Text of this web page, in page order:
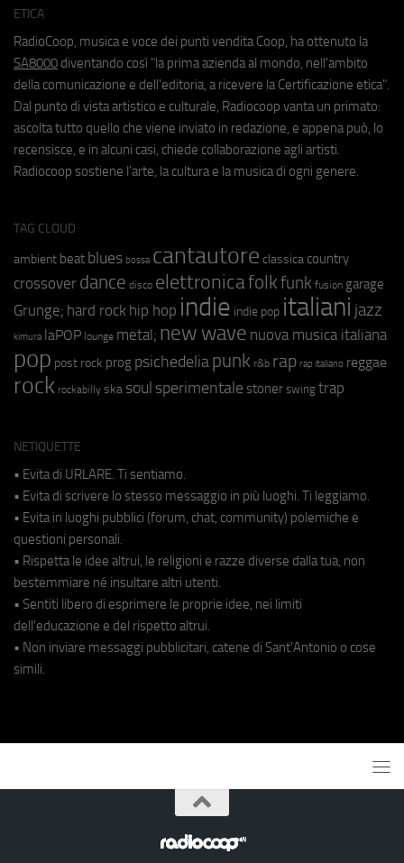
ETICA
RadioCoop, musica e voce dei punti vendita Coop, ha ottenuto la
SA8000 diventando così "la prima azienda al mondo, nell'ambito
della comunicazione e dell'editoria, a ricevere la Certificazione etica".
Dal punto di vista artistico e culturale, Radiocoop vanta un primato:
ascolta tutto quello che viene inviato in redazione, e appena può, lo
recensisce, e in alcuni casi, chiede collaborazione agli artisti.
Radiocoop sostiene l'arte, la cultura e la musica di ogni genere.
TAG CLOUD
ambient beat blues bossa cantautore classica country
crossover dance disco elettronicafolkfunk fusion garage
Grunge; hard rock hip hop indie indie pop italiani jazz
kimura laPOP lounge metal; new wave nuova musica italiana
pop post rock prog psichedeliapunk r&b rap rap italiano reggae
rock rockabilly ska soul sperimentale stoner swing trap
NETIQUETTE
• Evita di URLARE. Ti sentiamo.
• Evita di scrivere lo stesso messaggio in più luoghi. Ti leggiamo.
• Evita in luoghi pubblici (forum, chat, community) polemiche e
questioni personali.
• Rispetta le idee altrui, le religioni e razze diverse dalla tua, non
bestemmiare né insultare altri utenti.
• Sentiti libero di esprimere le proprie idee, nei limiti
dell'educazione e del rispetto altrui.
• Non inviare messaggi pubblicitari, catene di Sant'Antonio o cose
simili.